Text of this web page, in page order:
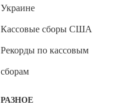
Украине
Кассовые сборы США
Рекорды по кассовым
сборам
РАЗНОЕ